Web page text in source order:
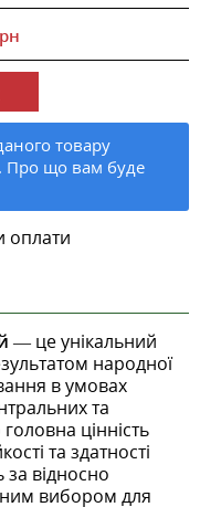
товару
Про що вам буде
— це унікальний
народної
в умовах
та
цінність
та здатності
за відносно
вибором для